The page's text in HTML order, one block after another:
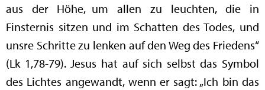
aus der Höhe, um allen zu leuchten, die in
Finsternis sitzen und im Schatten des Todes, und
unsre Schritte zu lenken auf den Weg des Friedens“
(Lk 1,78-79). Jesus hat auf sich selbst das Symbol
des Lichtes angewandt, wenn er sagt: „Ich bin das